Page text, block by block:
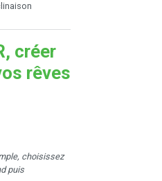
créer
rêves
choisissez
puis